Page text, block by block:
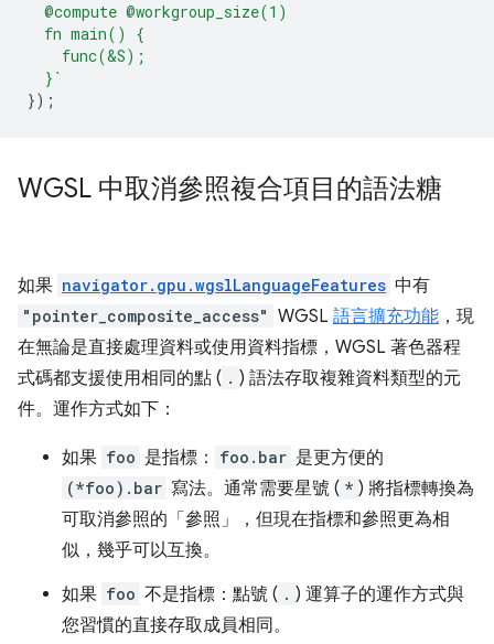
  @compute @workgroup_size(1)
  fn main() {
    func(&S);
  }`
});
WGSL 中取消參照複合項目的語法糖
如果 navigator.gpu.wgslLanguageFeatures 中有
"pointer_composite_access" WGSL 語言擴充功能 ，現
在無論是直接處理資料或使用資料指標，WGSL 著色器程
式碼都支援使用相同的點 ( . ) 語法存取複雜資料類型的元
件。運作方式如下：
如果 foo 是指標： foo.bar 是更方便的
(*foo).bar 寫法。通常需要星號 ( * ) 將指標轉換為
可取消參照的「參照」，但現在指標和參照更為相
似，幾乎可以互換。
如果 foo 不是指標：點號 ( . ) 運算子的運作方式與
您習慣的直接存取成員相同。